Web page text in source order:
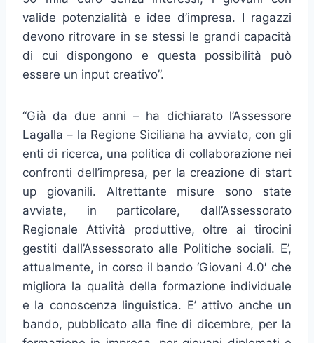
valide potenzialità e idee d’impresa. I ragazzi
devono ritrovare in se stessi le grandi capacità
di cui dispongono e questa possibilità può
essere un input creativo”.
“Già da due anni – ha dichiarato l’Assessore
Lagalla – la Regione Siciliana ha avviato, con gli
enti di ricerca, una politica di collaborazione nei
confronti dell’impresa, per la creazione di start
up giovanili. Altrettante misure sono state
avviate, in particolare, dall’Assessorato
Regionale Attività produttive, oltre ai tirocini
gestiti dall’Assessorato alle Politiche sociali. E’,
attualmente, in corso il bando ‘Giovani 4.0′ che
migliora la qualità della formazione individuale
e la conoscenza linguistica. E’ attivo anche un
bando, pubblicato alla fine di dicembre, per la